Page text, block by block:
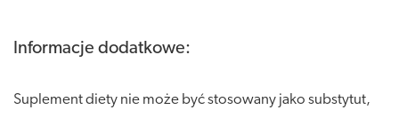
Informacje dodatkowe:
Suplement diety nie może być stosowany jako substytut,